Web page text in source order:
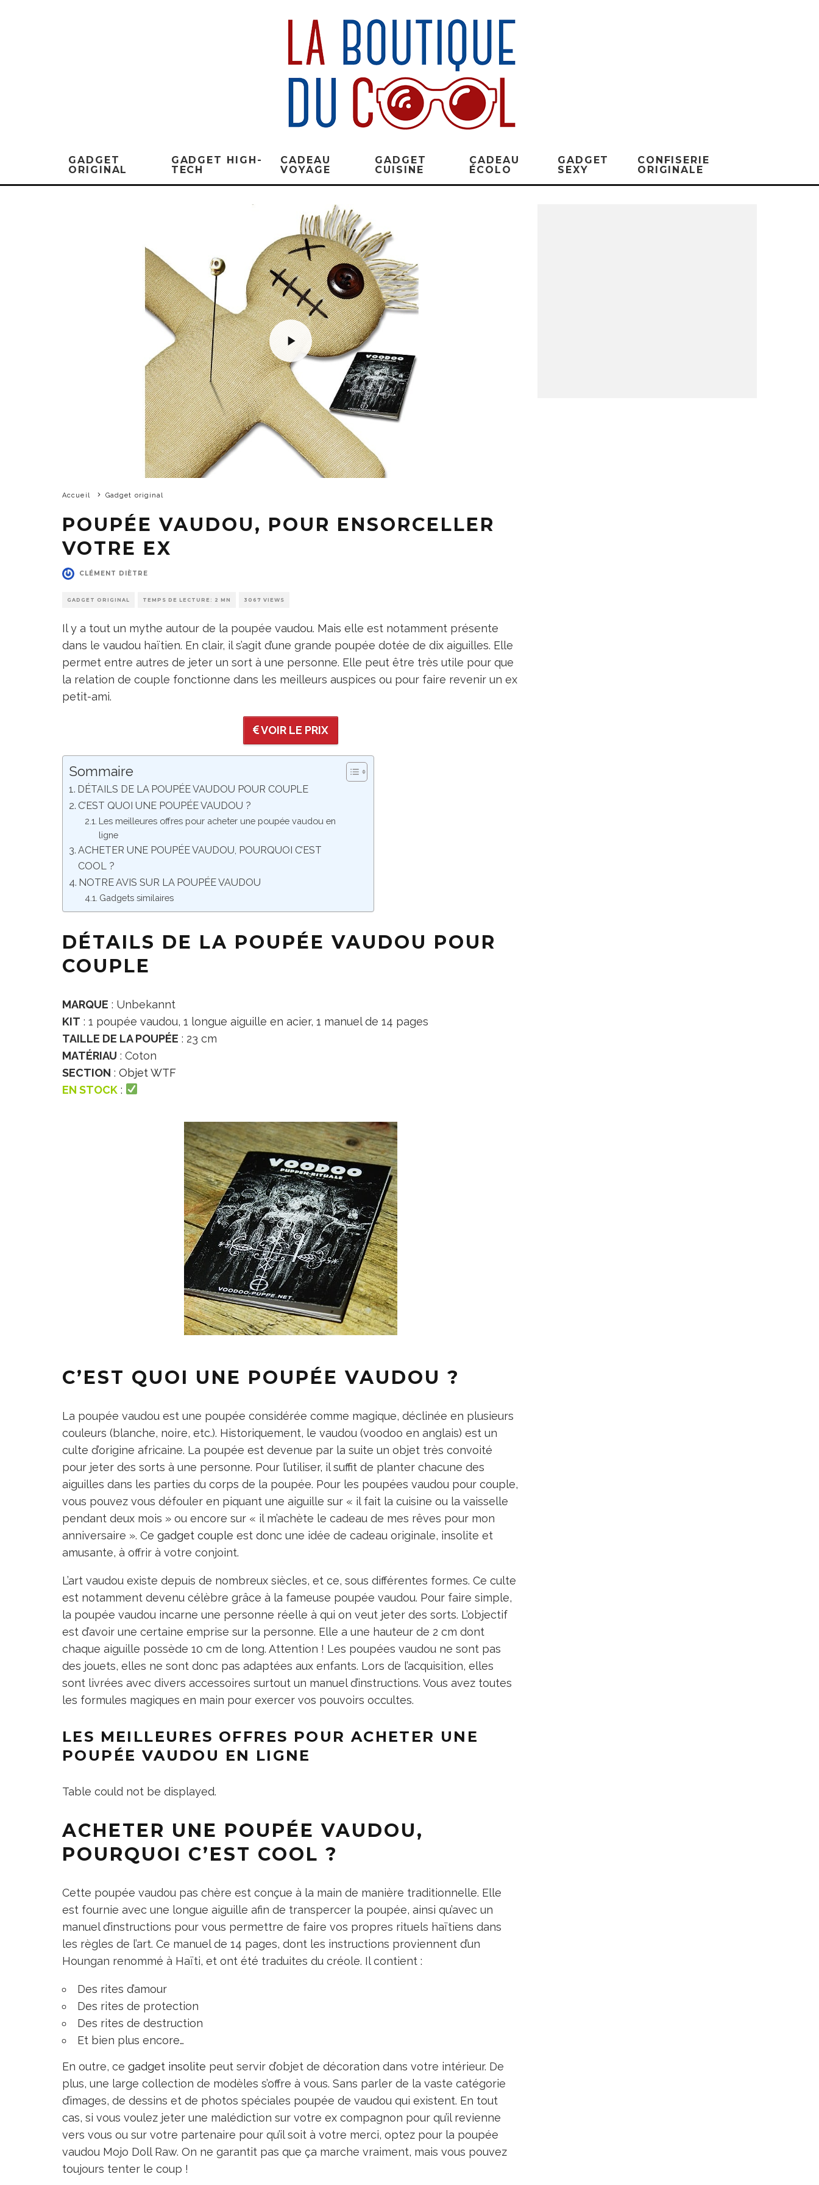
GADGET
ORIGINAL
GADGET HIGH-
TECH
CADEAU
VOYAGE
GADGET
CUISINE
CADEAU
ÉCOLO
GADGET
SEXY
CONFISERIE
ORIGINALE
Accueil Gadget original
POUPÉE VAUDOU, POUR ENSORCELLER
VOTRE EX
CLÉMENT DIÈTRE
GADGET ORIGINAL TEMPS DE LECTURE: 2 MN 3067 VIEWS
Il y a tout un mythe autour de la poupée vaudou. Mais elle est notamment présente
dans le vaudou haïtien. En clair, il s’agit d’une grande poupée dotée de dix aiguilles. Elle
permet entre autres de jeter un sort à une personne. Elle peut être très utile pour que
la relation de couple fonctionne dans les meilleurs auspices ou pour faire revenir un ex
petit-ami.
VOIR LE PRIX
Sommaire
DÉTAILS DE LA POUPÉE VAUDOU POUR COUPLE
C’EST QUOI UNE POUPÉE VAUDOU ?
Les meilleures offres pour acheter une poupée vaudou en
ligne
ACHETER UNE POUPÉE VAUDOU, POURQUOI C’EST
COOL ?
NOTRE AVIS SUR LA POUPÉE VAUDOU
Gadgets similaires
DÉTAILS DE LA POUPÉE VAUDOU POUR
COUPLE
MARQUE : Unbekannt
KIT : 1 poupée vaudou, 1 longue aiguille en acier, 1 manuel de 14 pages
TAILLE DE LA POUPÉE : 23 cm
MATÉRIAU : Coton
SECTION : Objet WTF
EN STOCK :
C’EST QUOI UNE POUPÉE VAUDOU ?
La poupée vaudou est une poupée considérée comme magique, déclinée en plusieurs
couleurs (blanche, noire, etc.). Historiquement, le vaudou (voodoo en anglais) est un
culte d’origine africaine. La poupée est devenue par la suite un objet très convoité
pour jeter des sorts à une personne. Pour l’utiliser, il suffit de planter chacune des
aiguilles dans les parties du corps de la poupée. Pour les poupées vaudou pour couple,
vous pouvez vous défouler en piquant une aiguille sur « il fait la cuisine ou la vaisselle
pendant deux mois » ou encore sur « il m’achète le cadeau de mes rêves pour mon
anniversaire ». Ce gadget couple est donc une idée de cadeau originale, insolite et
amusante, à offrir à votre conjoint.
L’art vaudou existe depuis de nombreux siècles, et ce, sous différentes formes. Ce culte
est notamment devenu célèbre grâce à la fameuse poupée vaudou. Pour faire simple,
la poupée vaudou incarne une personne réelle à qui on veut jeter des sorts. L’objectif
est d’avoir une certaine emprise sur la personne. Elle a une hauteur de 2 cm dont
chaque aiguille possède 10 cm de long. Attention ! Les poupées vaudou ne sont pas
des jouets, elles ne sont donc pas adaptées aux enfants. Lors de l’acquisition, elles
sont livrées avec divers accessoires surtout un manuel d’instructions. Vous avez toutes
les formules magiques en main pour exercer vos pouvoirs occultes.
LES MEILLEURES OFFRES POUR ACHETER UNE
POUPÉE VAUDOU EN LIGNE
Table could not be displayed.
ACHETER UNE POUPÉE VAUDOU,
POURQUOI C’EST COOL ?
Cette poupée vaudou pas chère est conçue à la main de manière traditionnelle. Elle
est fournie avec une longue aiguille afin de transpercer la poupée, ainsi qu’avec un
manuel d’instructions pour vous permettre de faire vos propres rituels haïtiens dans
les règles de l’art. Ce manuel de 14 pages, dont les instructions proviennent d’un
Houngan renommé à Haïti, et ont été traduites du créole. Il contient :
Des rites d’amour
Des rites de protection
Des rites de destruction
Et bien plus encore…
En outre, ce gadget insolite peut servir d’objet de décoration dans votre intérieur. De
plus, une large collection de modèles s’offre à vous. Sans parler de la vaste catégorie
d’images, de dessins et de photos spéciales poupée de vaudou qui existent. En tout
cas, si vous voulez jeter une malédiction sur votre ex compagnon pour qu’il revienne
vers vous ou sur votre partenaire pour qu’il soit à votre merci, optez pour la poupée
vaudou Mojo Doll Raw. On ne garantit pas que ça marche vraiment, mais vous pouvez
toujours tenter le coup !